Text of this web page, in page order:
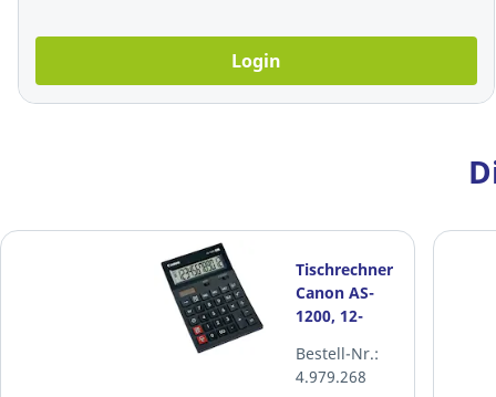
Login
Tischrechner
Canon AS-
1200, 12-
Anzeige,
schwarz
Bestell-Nr.:
4.979.268